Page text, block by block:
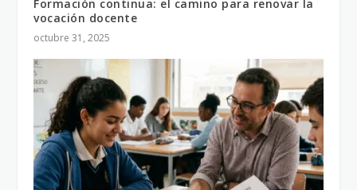
Formación continua: el camino para renovar la
vocación docente
octubre 31, 2025